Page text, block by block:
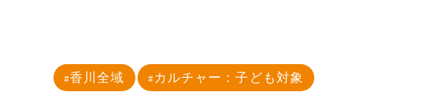
香川全域 カルチャー：子ども対象